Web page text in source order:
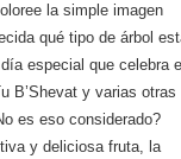
la simple imagen
qué tipo de árbol
especial que celebra
B’Shevat y varias otras
es eso considerado?
y deliciosa fruta, la